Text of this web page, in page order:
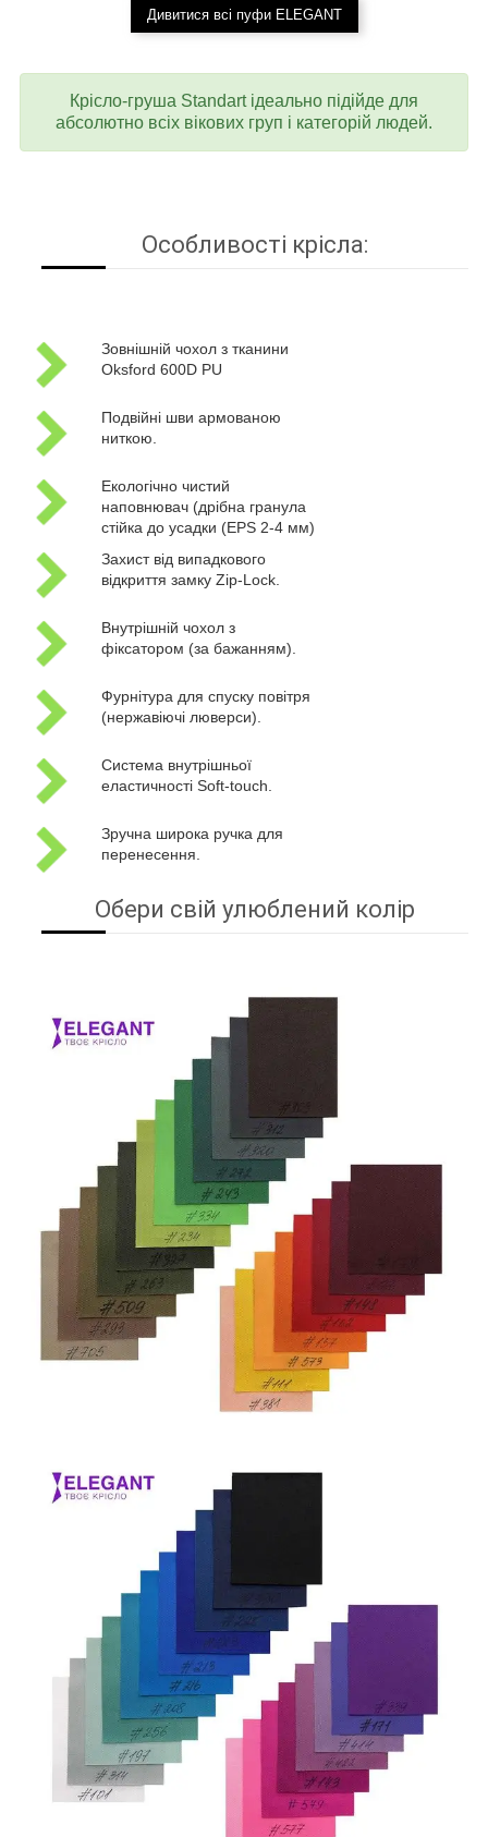
Дивитися всі пуфи ELEGANT
Крісло-груша Standart ідеально підійде для
абсолютно всіх вікових груп і категорій людей.
Особливості крісла:
Зовнішній чохол з тканини
Oksford 600D PU
Подвійні шви армованою
ниткою.
Екологічно чистий
наповнювач (дрібна гранула
стійка до усадки (EPS 2-4 мм)
Захист від випадкового
відкриття замку Zip-Lock.
Внутрішній чохол з
фіксатором (за бажанням).
Фурнітура для спуску повітря
(нержавіючі люверси).
Система внутрішньої
еластичності Soft-touch.
Зручна широка ручка для
перенесення.
Обери свій улюблений колір